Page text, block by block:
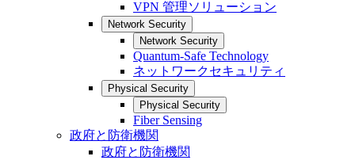
VPN 管理ソリューション
Network Security
Network Security
Quantum-Safe Technology
ネットワークセキュリティ
Physical Security
Physical Security
Fiber Sensing
政府と防衛機関
政府と防衛機関